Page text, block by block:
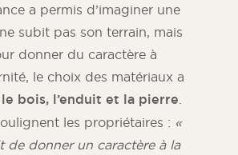
a permis d’imaginer une
subit pas son terrain, mais
donner du caractère à
le choix des matériaux a
le bois, l’enduit et la pierre
les propriétaires : «
de donner un caractère à la